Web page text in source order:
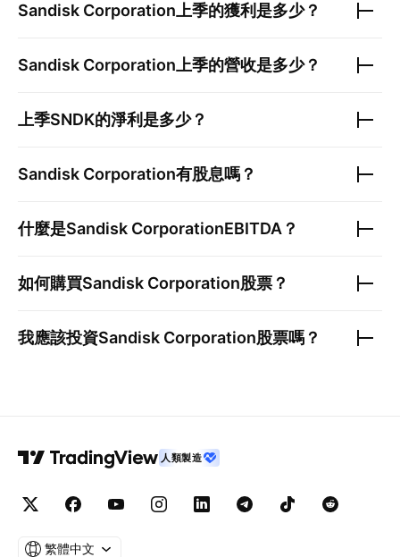
Sandisk Corporation 上季的獲利是多少？
Sandisk Corporation 上季的營收是多少？
上季SNDK的淨利是多少？
Sandisk Corporation有股息嗎？
什麼是Sandisk CorporationEBITDA？
如何購買Sandisk Corporation股票？
我應該投資Sandisk Corporation股票嗎？
人類製造
繁體中文